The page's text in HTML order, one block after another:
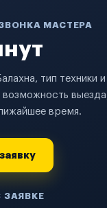
МАСТЕРА
тип техники
возможность
время.
ЗАЯВКЕ